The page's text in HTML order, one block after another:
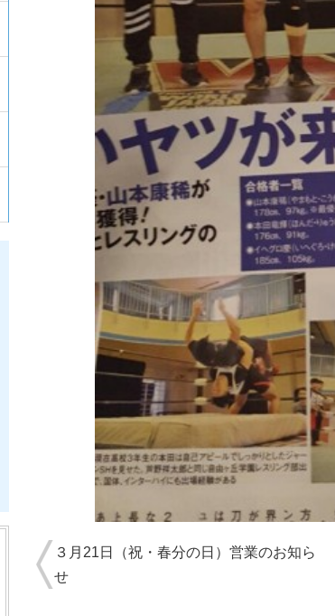
３月21日（祝・春分の日）営業のお知ら
せ